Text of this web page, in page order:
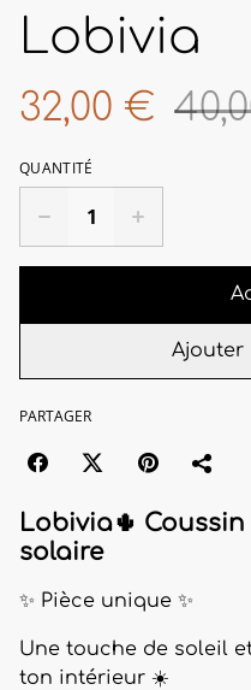
Lobivia
32,00 €
QUANTITÉ
Ajouter
PARTAGER
Lobivia🌵
solaire
✨ Pièce unique ✨
Une touche de soleil
ton intérieur ☀️